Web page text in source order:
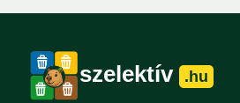
szelektív .hu